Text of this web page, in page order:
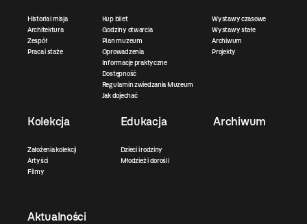
Historia i misja
Architektura
Zespół
Praca i staże
Kup bilet
Godziny otwarcia
Plan muzeum
Oprowadzenia
Informacje praktyczne
Dostępność
Regulamin zwiedzania Muzeum
Jak dojechać
Wystawy czasowe
Wystawy stałe
Archiwum
Projekty
Kolekcja
Założenia kolekcji
Artyści
Filmy
Edukacja
Dzieci i rodziny
Młodzież i dorośli
Archiwum
Aktualności